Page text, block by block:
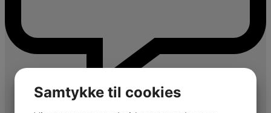
Samtykke til cookies